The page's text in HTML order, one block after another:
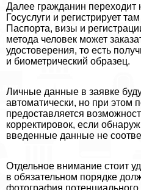
Далее гражданин
Госуслуги и регистрирует
Паспорта, визы и
метода человек может
удостоверения, то есть
и биометрический образец.
Личные данные в заявке
автоматически, но при этом
предоставляется
корректировок, если
введенные данные не
Отдельное внимание стоит
в обязательном порядке
фотография потенциального